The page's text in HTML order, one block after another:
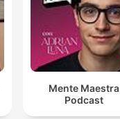
Mente Maestra
Podcast